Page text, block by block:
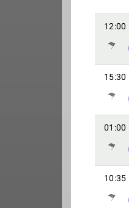
12:00
15:30
01:00
10:35